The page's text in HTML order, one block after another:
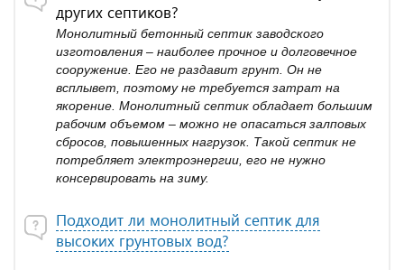
других септиков?
Монолитный бетонный септик заводского
изготовления – наиболее прочное и долговечное
сооружение. Его не раздавит грунт. Он не
всплывет, поэтому не требуется затрат на
якорение. Монолитный септик обладает большим
рабочим объемом – можно не опасаться залповых
сбросов, повышенных нагрузок. Такой септик не
потребляет электроэнергии, его не нужно
консервировать на зиму.
Подходит ли монолитный септик для
высоких грунтовых вод?